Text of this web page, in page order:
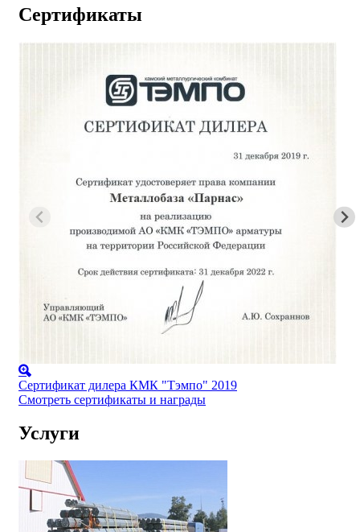
Сертификаты
Сертификат дилера КМК "Тэмпо" 2019
Смотреть сертификаты и награды
Услуги